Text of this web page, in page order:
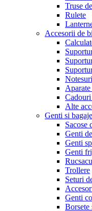
Truse
Rulete
Accesorii de
Alte
Genti si bagaje
Sacose
Genti
Genti
Genti
Trollere
Seturi
Genti
Borsete